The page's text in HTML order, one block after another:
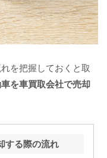
を把握しておくと取
を車買取会社で売却
する際の流れ